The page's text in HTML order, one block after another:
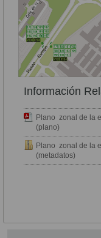
Información
Plano zonal de la
(plano)
Plano zonal de la
(metadatos)